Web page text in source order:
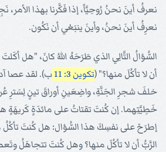
نعرفُ أينَ نحنُ رُوحِيَّاً، إذا فَكَّرنا بهذا الأمر،
نعرِفُ أينَ نحنُ، وأينَ ينبَغي أن نَكُون.
السُّؤالُ التَّالِي الذي طَرَحَهُ اللهُ كانَ، "هل
أن لا تأكُلَ منها؟" (تكوين 3: 11
ب). لقد عصا
خلفَ شجرِ الجَنَّةِ، واضِعَينِ أوراقَ تينٍ لِسَترِ
خَطِيَّتِهما. إن كُنتَ تقتاتُ على مائدَةٍ كَريهَةٍ
إطرَحْ على نفسِكَ هذا السُّؤال: هل كُنتَ تأكُلُ
الرَّبُّ أن لا تأكُلَ منها؟ وهل كُنتَ تتجاهَلُ